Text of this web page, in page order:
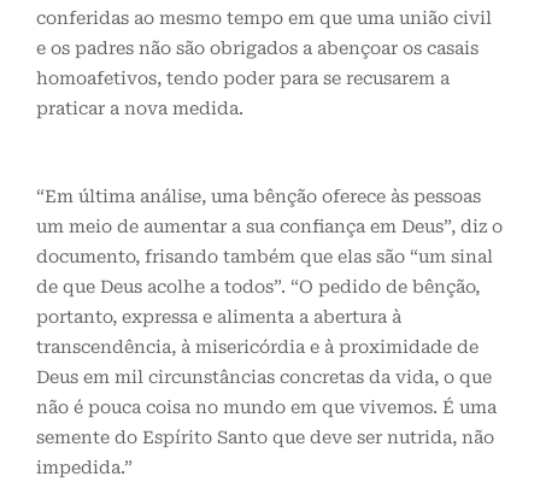
conferidas ao mesmo tempo em que uma união civil
e os padres não são obrigados a abençoar os casais
homoafetivos, tendo poder para se recusarem a
praticar a nova medida.
“Em última análise, uma bênção oferece às pessoas
um meio de aumentar a sua confiança em Deus”, diz o
documento, frisando também que elas são “um sinal
de que Deus acolhe a todos”. “O pedido de bênção,
portanto, expressa e alimenta a abertura à
transcendência, à misericórdia e à proximidade de
Deus em mil circunstâncias concretas da vida, o que
não é pouca coisa no mundo em que vivemos. É uma
semente do Espírito Santo que deve ser nutrida, não
impedida.”